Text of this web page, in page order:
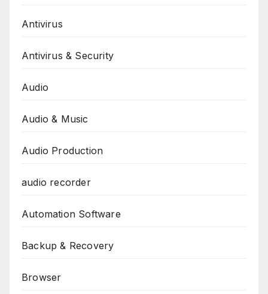
Antivirus
Antivirus & Security
Audio
Audio & Music
Audio Production
audio recorder
Automation Software
Backup & Recovery
Browser